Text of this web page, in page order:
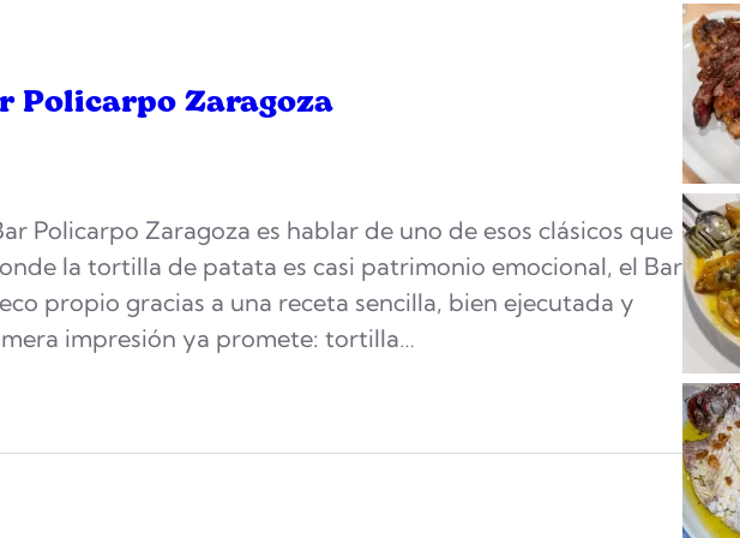
Policarpo Zaragoza
Policarpo Zaragoza es hablar de uno de esos clásicos que
la tortilla de patata es casi patrimonio emocional, el Bar
propio gracias a una receta sencilla, bien ejecutada y
impresión ya promete: tortilla…